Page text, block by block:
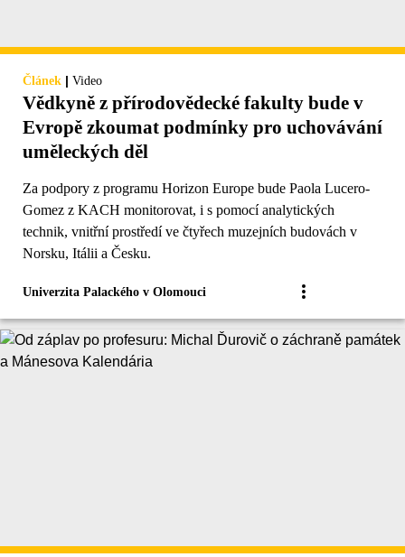
Článek | Video
Vědkyně z přírodovědecké fakulty bude v
Evropě zkoumat podmínky pro uchovávání
uměleckých děl
Za podpory z programu Horizon Europe bude Paola Lucero-
Gomez z KACH monitorovat, i s pomocí analytických
technik, vnitřní prostředí ve čtyřech muzejních budovách v
Norsku, Itálii a Česku.
Univerzita Palackého v Olomouci